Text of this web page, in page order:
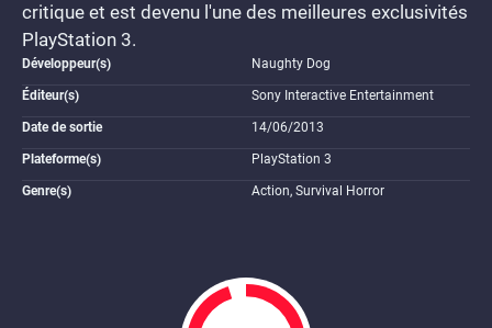
critique et est devenu l'une des meilleures exclusivités
PlayStation 3.
Développeur(s) Naughty Dog
Éditeur(s) Sony Interactive Entertainment
Date de sortie 14/06/2013
Plateforme(s) PlayStation 3
Genre(s) Action, Survival Horror